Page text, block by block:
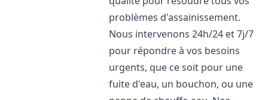
problèmes d'assainissement.
Nous intervenons 24h/24 et 7j/7
pour répondre à vos besoins
urgents, que ce soit pour une
fuite d'eau, un bouchon, ou une